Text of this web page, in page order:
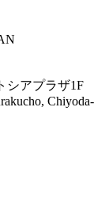
シアプラザ1F
Chiyoda-